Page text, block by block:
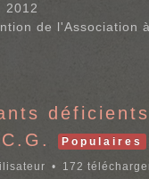
2012
de l'Association
Populaires
172